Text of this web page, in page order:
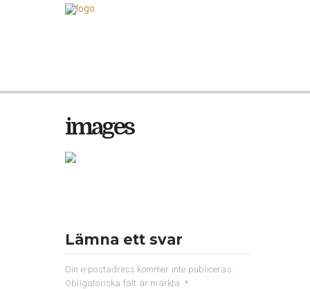
images
Lämna ett svar
Din e-postadress kommer inte publiceras.
Obligatoriska fält är märkta *